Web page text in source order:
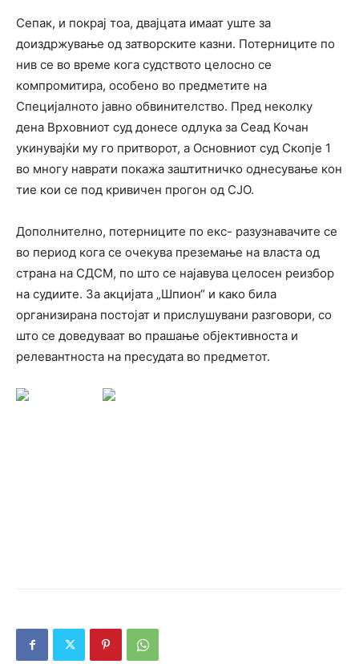
Сепак, и покрај тоа, двајцата имаат уште за
доиздржување од затворските казни. Потерниците по
нив се во време кога судството целосно се
компромитира, особено во предметите на
Специјалното јавно обвинителство. Пред неколку
дена Врховниот суд донесе одлука за Сеад Кочан
укинувајќи му го притворот, а Основниот суд Скопје 1
во многу наврати покажа заштитничко однесување кон
тие кои се под кривичен прогон од СЈО.
Дополнително, потерниците по екс- разузнавачите се
во период кога се очекува преземање на власта од
страна на СДСМ, по што се најавува целосен реизбор
на судиите. За акцијата „Шпион“ и како била
организирана постојат и прислушувани разговори, со
што се доведуваат во прашање објективноста и
релевантноста на пресудата во предметот.